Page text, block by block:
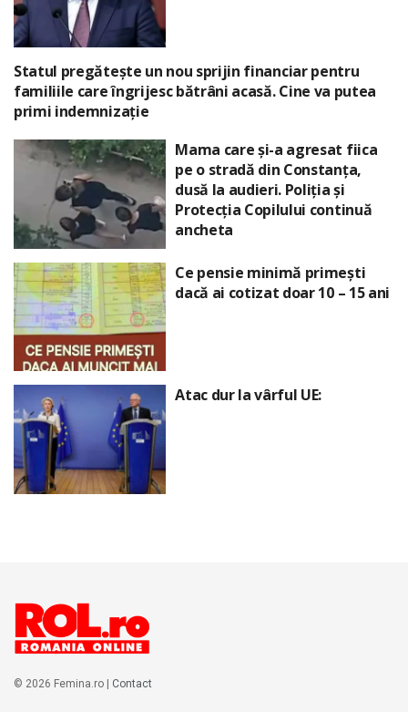
Statul pregătește un nou sprijin financiar pentru
familiile care îngrijesc bătrâni acasă. Cine va putea
primi indemnizație
Mama care și-a agresat fiica
pe o stradă din Constanța,
dusă la audieri. Poliția și
Protecția Copilului continuă
ancheta
Ce pensie minimă primești
dacă ai cotizat doar 10 – 15 ani
Atac dur la vârful UE:
© 2026 Femina.ro | Contact